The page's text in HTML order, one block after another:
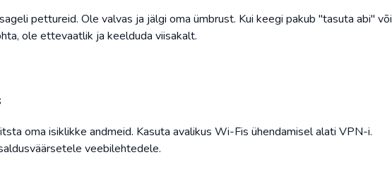
pettureid. Ole valvas ja jälgi oma ümbrust. Kui keegi pakub "tasuta abi" või
ole ettevaatlik ja keelduda viisakalt.
oma isiklikke andmeid. Kasuta avalikus Wi-Fis ühendamisel alati VPN-i.
veebilehtedele.